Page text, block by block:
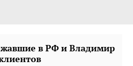
в РФ и Владимир